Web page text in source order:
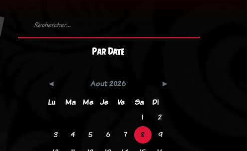
Par Date
Aout 2026
Lu
Ma Me Je Ve Sa
Di
1
2
3
4 5 6 7 8
9